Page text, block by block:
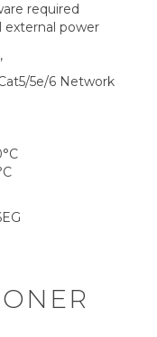
required
external power
5e/6 Network